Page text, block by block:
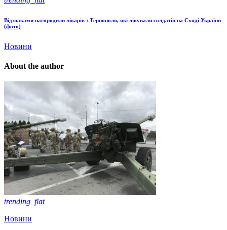
Відзнаками нагородили лікарів з Тернополя, які лікували солдатів на Сході України
(фото)
Новини
About the author
trending_flat
Новини